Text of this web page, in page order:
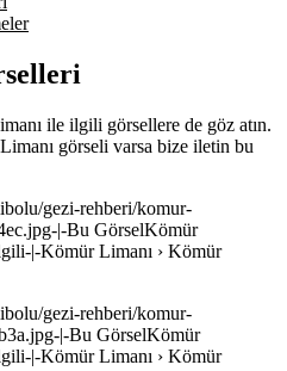
ile ilgili görsellere de göz atın.
görseli varsa bize iletin bu
gezi-rehberi/komur-
|-Bu GörselKömür
|-Kömür Limanı › Kömür
gezi-rehberi/komur-
|-Bu GörselKömür
|-Kömür Limanı › Kömür